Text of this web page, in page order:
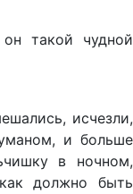
такой чудной
исчезли,
и больше
в ночном,
должно быть